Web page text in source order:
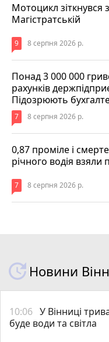
Мотоцикл
Магістратській
9 8 серпня 2026 р.
Понад 3 000 000
рахунків
Підозрюють
7 8 серпня 2026 р.
0,87 проміле і
річного водія взяли
7 8 серпня 2026 р.
Новини
10:06 У Вінниці
буде води та світла